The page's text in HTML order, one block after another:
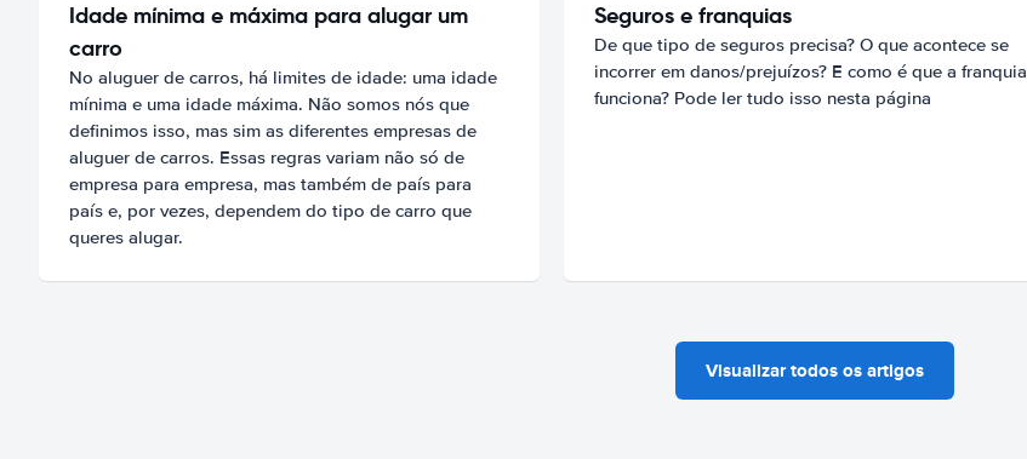
Idade mínima e máxima para alugar um
carro
No aluguer de carros, há limites de idade: uma idade
mínima e uma idade máxima. Não somos nós que
definimos isso, mas sim as diferentes empresas de
aluguer de carros. Essas regras variam não só de
empresa para empresa, mas também de país para
país e, por vezes, dependem do tipo de carro que
queres alugar.
Seguros e franquias
De que tipo de seguros precisa? O que acontece se
incorrer em danos/prejuízos? E como é que a franquia
funciona? Pode ler tudo isso nesta página
Visualizar todos os artigos